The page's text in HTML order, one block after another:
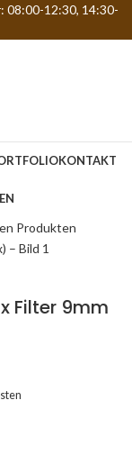
08:00-12:30, 14:30-
KONTAKT
Produkten
Filter 9mm